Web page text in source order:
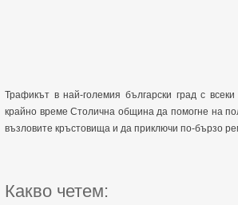
Трафикът в най-големия български град с
крайно време Столична община да помогне на
възловите кръстовища и да приключи по-бързо
Какво четем: